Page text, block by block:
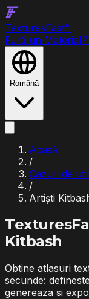
TexturesFast™
Fură un Material↗
Română
Acasă
/
Cazuri de
/
Artiști
Kitbash
Obtine atlasuri
secunde:
genereaza si